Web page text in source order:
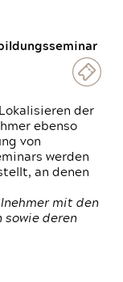
der
ebenso
von
werden
an denen
mit den
sowie deren